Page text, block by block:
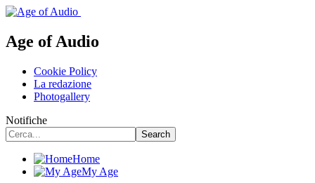
Age of Audio
Cookie Policy
La redazione
Photogallery
Notifiche
Home
My Age